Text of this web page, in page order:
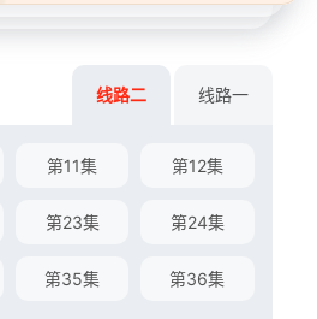
线路二 线路一
第11集 第12集
第23集 第24集
第35集 第36集